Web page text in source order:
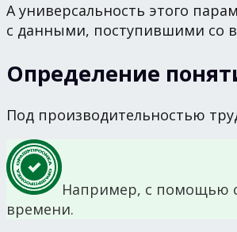
А универсальность этого
с данными, поступившими со
Определение
Под производительностью
Например, с помощью
времени.